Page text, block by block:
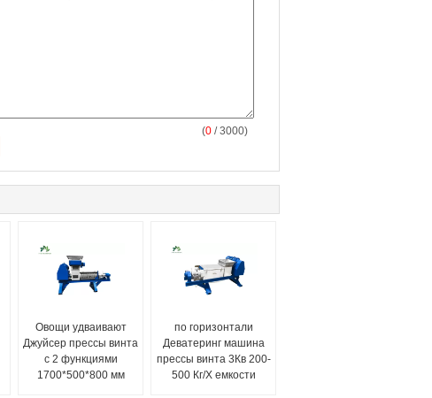
(0 / 3000)
Овощи удваивают
Джуйсер прессы винта
с 2 функциями
1700*500*800 мм
по горизонтали
Деватеринг машина
прессы винта 3Кв 200-
500 Кг/Х емкости